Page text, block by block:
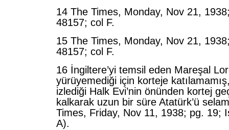
14 The Times, Monday, Nov 21,
48157; col F.
15 The Times, Monday, Nov 21,
48157; col F.
16 İngiltere’yi temsil eden Mareşal
yürüyemediği için korteje
izlediği Halk Evi’nin önünden kortej
kalkarak uzun bir süre Atatürk’ü
Times, Friday, Nov 11, 1938; pg. 19;
A).